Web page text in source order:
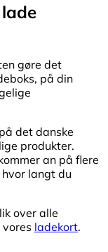
gøre det
på din
på det danske
produkter.
an på flere
langt du
over alle
ladekort.